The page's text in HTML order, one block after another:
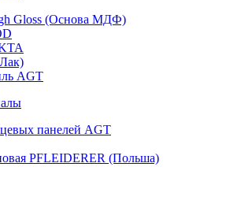
Gloss (Основа МДФ)
AGT
панелей AGT
PFLEIDERER (Польша)